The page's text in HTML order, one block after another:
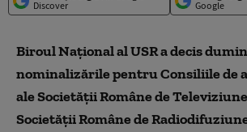
Discover
Google
Biroul Naţional al USR a decis
nominalizările pentru Consiliile de
ale Societăţii Române de
Societăţii Române de